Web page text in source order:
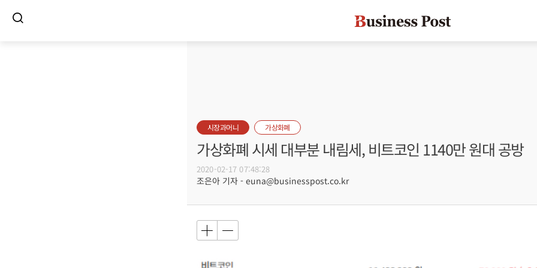
시장과머니 가상화폐
가상화폐 시세 대부분 내림세, 비트코인 1140만 원대 공방
2020-02-17 07:48:28
조은아 기자 - euna@businesspost.co.kr